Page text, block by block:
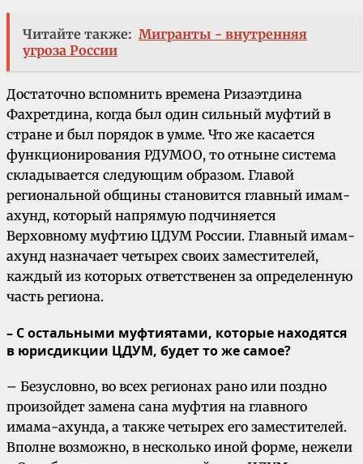
Читайте также: Мигранты - внутренняя
угроза России
Достаточно вспомнить времена Ризаэтдина
Фахретдина, когда был один сильный муфтий в
стране и был порядок в умме. Что же касается
функционирования РДУМОО, то отныне система
складывается следующим образом. Главой
региональной общины становится главный имам-
ахунд, который напрямую подчиняется
Верховному муфтию ЦДУМ России. Главный имам-
ахунд назначает четырех своих заместителей,
каждый из которых ответственен за определенную
часть региона.
– С остальными муфтиятами, которые находятся
в юрисдикции ЦДУМ, будет то же самое?
– Безусловно, во всех регионах рано или поздно
произойдет замена сана муфтия на главного
имама-ахунда, а также четырех его заместителей.
Вполне возможно, в несколько иной форме, нежели